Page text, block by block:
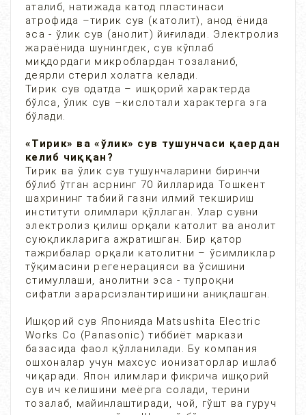
аталиб, натижада катод пластинаси
атрофида –тирик сув (католит), анод ёнида
эса - ўлик сув (анолит) йиғилади. Электролиз
жараёнида шунингдек, сув кўплаб
миқдордаги микроблардан тозаланиб,
деярли стерил холатга келади.
Тирик сув одатда – ишқорий характерда
бўлса, ўлик сув –кислотали характерга эга
бўлади.
«Тирик» ва «ўлик» сув тушунчаси қаердан
келиб чиққан?
Тирик ва ўлик сув тушунчаларини биринчи
бўлиб ўтган асрнинг 70 йилларида Тошкент
шахрининг табиий газни илмий текшириш
институти олимлари қўллаган. Улар сувни
электролиз қилиш орқали католит ва анолит
суюқликларига ажратишган. Бир қатор
тажрибалар орқали католитни – ўсимликлар
тўқимасини регенерацияси ва ўсишини
стимуллаши, анолитни эса - тупроқни
сифатли зарарсизлантиришини аниқлашган.
Ишқорий сув Японияда Matsushita Electric
Works Co (Panasonic) тиббиёт маркази
базасида фаол қўлланилади. Бу компания
ошхоналар учун махсус ионизаторлар ишлаб
чиқаради. Япон илимлари фикрича ишқорий
сув ич келишини меёрга солади, терини
тозалаб, майинлаштиради, чой, гўшт ва гуруч